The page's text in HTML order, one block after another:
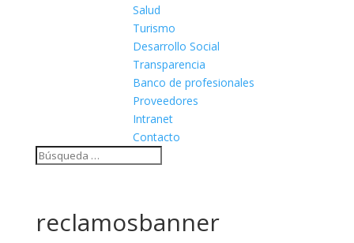
Salud
Turismo
Desarrollo Social
Transparencia
Banco de profesionales
Proveedores
Intranet
Contacto
reclamosbanner